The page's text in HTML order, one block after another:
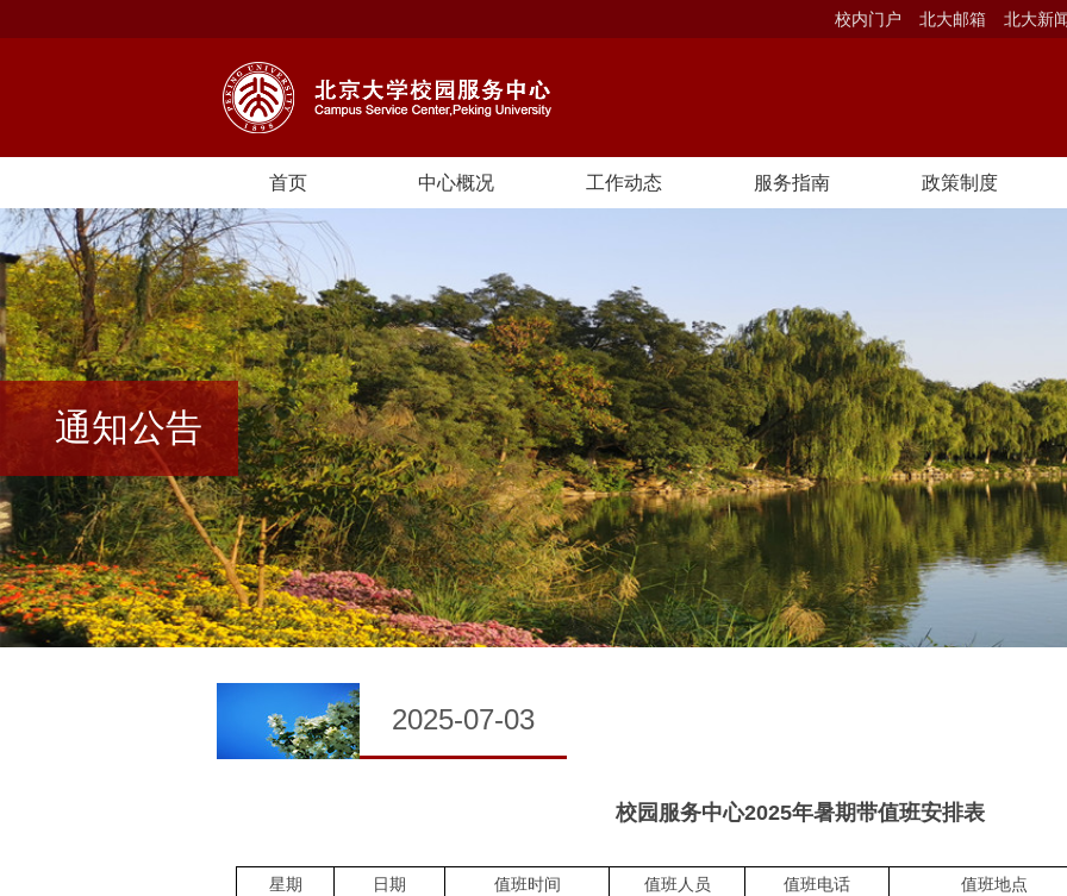
校内门户 北大邮箱 北大新
首页 中心概况 工作动态 服务指南 政策制度
通知公告
2025-07-03
校园服务中心2025年暑期带值班安排表
星期 日期 值班时间 值班人员 值班电话 值班地点